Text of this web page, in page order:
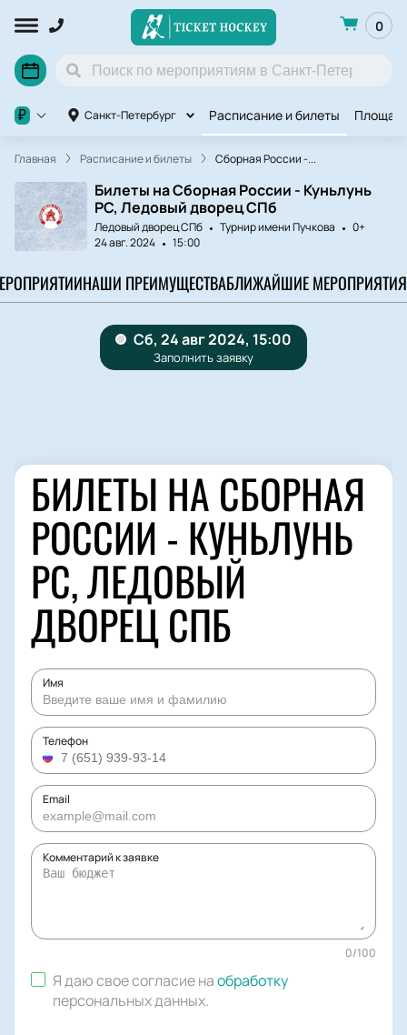
0
Санкт-Петербург Расписание и билеты
₽
Главная Расписание и билеты Сборная России -...
Билеты на Сборная России - Куньлунь
РС, Ледовый дворец СПб
Ледовый дворец СПб Турнир имени Пучкова
0+
24 авг. 2024
15:00
НАШИ ПРЕИМУЩЕСТВАБЛИЖАЙШИЕ МЕРОПРИЯТИЯ
БИЛЕТЫ НА СБОРНАЯ
РОССИИ - КУНЬЛУНЬ
РС, ЛЕДОВЫЙ
ДВОРЕЦ СПБ
Имя
Телефон
Email
Комментарий к заявке
0/100
Я даю свое согласие наобработку
персональных данных.